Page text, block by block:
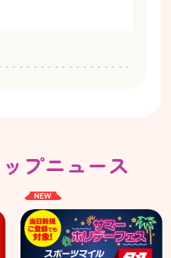
プニュース
NEW